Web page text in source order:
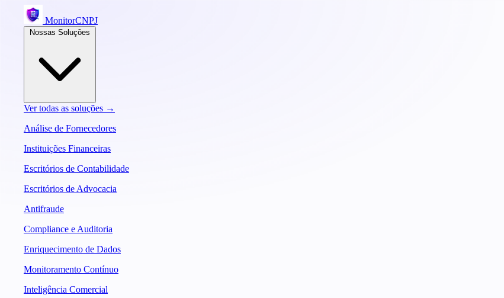
MonitorCNPJ
Ver todas as soluções →
Análise de Fornecedores
Instituições Financeiras
Escritórios de Contabilidade
Escritórios de Advocacia
Antifraude
Compliance e Auditoria
Enriquecimento de Dados
Monitoramento Contínuo
Inteligência Comercial